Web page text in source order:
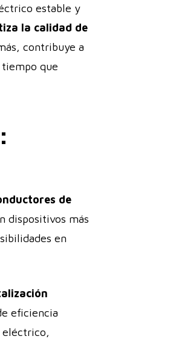
estable y
la calidad de
contribuye a
que
de
dispositivos más
en
eficiencia
eléctrico,